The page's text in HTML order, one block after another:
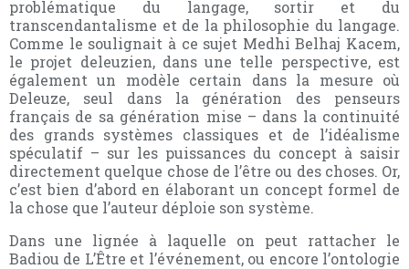
problématique du langage, sortir et du
transcendantalisme et de la philosophie du langage.
Comme le soulignait à ce sujet Medhi Belhaj Kacem,
le projet deleuzien, dans une telle perspective, est
également un modèle certain dans la mesure où
Deleuze, seul dans la génération des penseurs
français de sa génération mise – dans la continuité
des grands systèmes classiques et de l’idéalisme
spéculatif – sur les puissances du concept à saisir
directement quelque chose de l’être ou des choses. Or,
c’est bien d’abord en élaborant un concept formel de
la chose que l’auteur déploie son système.
Dans une lignée à laquelle on peut rattacher le
Badiou de L’Être et l’événement, ou encore l’ontologie